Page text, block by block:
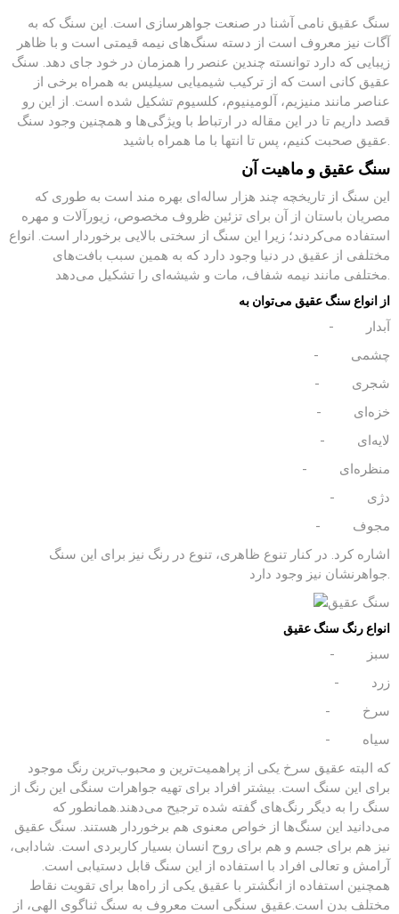
سنگ عقیق نامی آشنا در صنعت جواهرسازی است. این سنگ که به
آگات نیز معروف است از دسته سنگ‌های نیمه قیمتی است و با ظاهر
زیبایی که دارد توانسته چندین عنصر را همزمان در خود جای دهد. سنگ
عقیق کانی است که از ترکیب شیمیایی سیلیس به همراه برخی از
عناصر مانند منیزیم، آلومینیوم، کلسیوم تشکیل شده است. از این رو
قصد داریم تا در این مقاله در ارتباط با ویژگی‌ها و همچنین وجود سنگ
عقیق صحبت کنیم، پس تا انتها با ما همراه باشید.
سنگ عقیق و ماهیت آن
این سنگ از تاریخچه چند هزار ساله‌ای بهره مند است به طوری که
مصریان باستان از آن برای تزئین ظروف مخصوص، زیورآلات و مهره
استفاده می‌کردند؛ زیرا این سنگ از سختی بالایی برخوردار است. انواع
مختلفی از عقیق در دنیا وجود دارد که به همین سبب بافت‌های
مختلفی مانند نیمه شفاف، مات و شیشه‌ای را تشکیل می‌دهد.
از انواع سنگ عقیق می‌توان به
- آبدار
- چشمی
- شجری
- خزه‌ای
- لایه‌ای
- منظره‌ای
- دژی
- مجوف
اشاره کرد. در کنار تنوع ظاهری، تنوع در رنگ نیز برای این سنگ
جواهرنشان نیز وجود دارد.
انواع رنگ سنگ عقیق
- سبز
- زرد
- سرخ
- سیاه
که البته عقیق سرخ یکی از پراهمیت‌ترین و محبوب‌ترین رنگ موجود
برای این سنگ است. بیشتر افراد برای تهیه جواهرات سنگی این رنگ از
سنگ را به دیگر رنگ‌های گفته شده ترجیح می‌دهند.همانطور که
می‌دانید این سنگ‌ها از خواص معنوی هم برخوردار هستند. سنگ عقیق
نیز هم برای جسم و هم برای روح انسان بسیار کاربردی است. شادابی،
آرامش و تعالی افراد با استفاده از این سنگ قابل دستیابی است.
همچنین استفاده از انگشتر با عقیق یکی از راه‌ها برای تقویت نقاط
مختلف بدن است.عقیق سنگی است معروف به سنگ ثناگوی الهی، از